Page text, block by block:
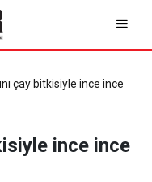
çay bitkisiyle ince ince
ince ince